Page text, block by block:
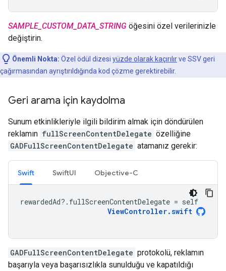
SAMPLE_CUSTOM_DATA_STRING öğesini özel verilerinizle
değiştirin.
Önemli Nokta: Özel ödül dizesi yüzde olarak kaçırılırve SSV geri
çağırmasından ayrıştırıldığında kod çözme gerektirebilir.
Geri arama için kaydolma
Sunum etkinlikleriyle ilgili bildirim almak için döndürülen
reklamın fullScreenContentDelegate özelliğine
GADFullScreenContentDelegate atamanız gerekir:
Swift SwiftUI Objective-C
rewardedAd?. fullScreenContentDelegate = self
ViewController.swift
GADFullScreenContentDelegate protokolü, reklamın
başarıyla veya başarısızlıkla sunulduğu ve kapatıldığı